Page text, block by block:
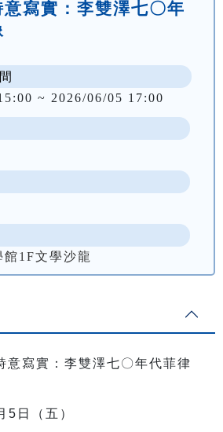
寫實：李雙澤七〇年
~ 2026/06/05 17:00
館1F文學沙龍
意寫實：李雙澤七〇年代菲律
5日（五）